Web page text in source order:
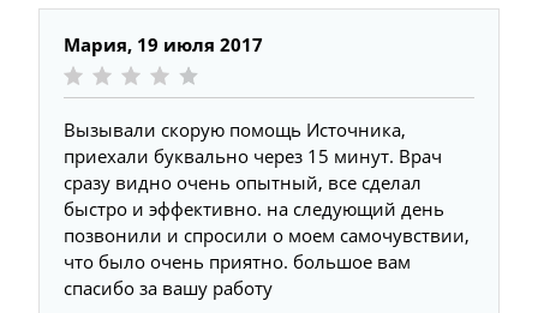
Мария, 19 июля 2017
Вызывали скорую помощь Источника,
приехали буквально через 15 минут. Врач
сразу видно очень опытный, все сделал
быстро и эффективно. на следующий день
позвонили и спросили о моем самочувствии,
что было очень приятно. большое вам
спасибо за вашу работу